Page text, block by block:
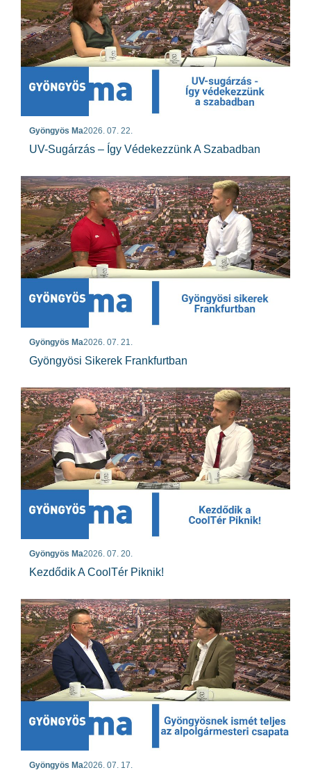
Gyöngyös Ma2026. 07. 22.
UV-Sugárzás – Így Védekezzünk A Szabadban
Gyöngyös Ma2026. 07. 21.
Gyöngyösi Sikerek Frankfurtban
Gyöngyös Ma2026. 07. 20.
Kezdődik A CoolTér Piknik!
Gyöngyös Ma2026. 07. 17.